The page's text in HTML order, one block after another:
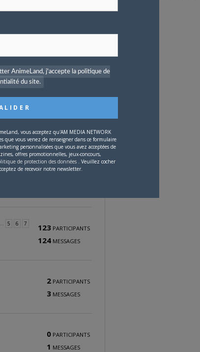
0
2PARTICIPANTS
3
4 MESSAGES
5
… 5 6 7 123 PARTICIPANTS
124 MESSAGES
2 PARTICIPANTS
3 MESSAGES
0 PARTICIPANTS
1 MESSAGES
AnimeLand, j'accepte la politique de
du site.
vous acceptez qu'AM MEDIA NETWORK
que vous venez de renseigner dans ce formulaire
personnalisées que vous avez acceptées de
offres promotionnelles, jeux-concours,
de protection des données . Veuillez cocher
de recevoir notre newsletter.